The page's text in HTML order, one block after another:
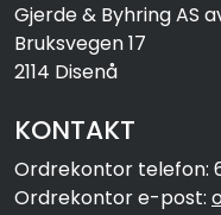
Gjerde & Byhring AS
Bruksvegen 17
2114 Disenå
KONTAKT
Ordrekontor telefon:
Ordrekontor e-post: